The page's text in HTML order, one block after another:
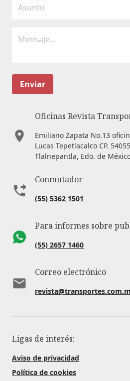
Enviar
Oficinas Revista
Emiliano Zapata No.13
Lucas Tepetlacalco CP. 54055
Tlalnepantla, Edo. de
Conmutador
(55) 5362 1501
Para informes sobre
(55) 2657 1460
Correo electrónico
Ligas de interés:
Aviso de privacidad
Política de cookies